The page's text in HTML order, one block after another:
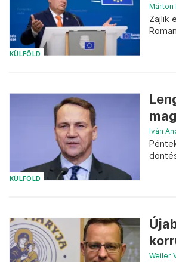
KÜLFÖLD
Márton
Zajlik
KÜLFÖLD
Iván
Weiler